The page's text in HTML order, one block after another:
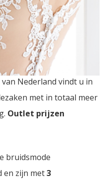
Tongeren
Degrootste
van Nederland vindt u in
met in totaal meer
Outlet prijzen
bruidsmode
en zijn met3